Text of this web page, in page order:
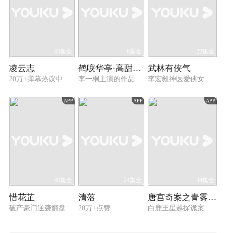
43集全
凌云志
20万+弹幕热议中
6集全
鹤唳华亭·高甜番外
李一桐主演的作品
22集全
武林有侠气
李宏毅神医爱侠女
APP
40集全
惜花芷
破产豪门逆袭翻盘
APP
24集全
清落
20万+点赞
APP
34集全
唐宫奇案之青雾风鸣
白鹿王星越探诡案